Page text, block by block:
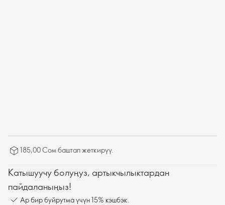
185,00 Сом баштап жеткирүү.
Катышуучу болуңуз, артыкчылыктардан
пайдаланыңыз!
Ар бир буйрутма үчүн 15% кэшбэк.